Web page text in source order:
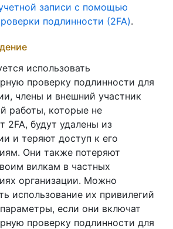
записи с помощью
подлинности (2FA).
использовать
проверку подлинности для
члены и внешний участник
работы, которые не
2FA, будут удалены из
и теряют доступ к его
Они также потеряют
вилкам в частных
организации. Можно
использование их привилегий
если они включат
проверку подлинности для